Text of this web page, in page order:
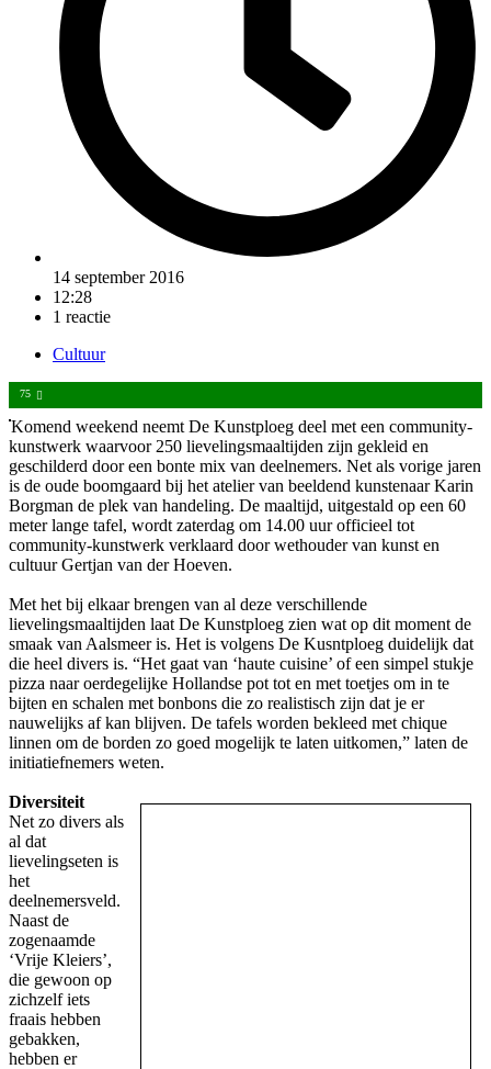
14 september 2016
12:28
1 reactie
Cultuur
75
Komend weekend neemt De Kunstploeg deel met een community-
kunstwerk waarvoor 250 lievelingsmaaltijden zijn gekleid en
geschilderd door een bonte mix van deelnemers. Net als vorige jaren
is de oude boomgaard bij het atelier van beeldend kunstenaar Karin
Borgman de plek van handeling. De maaltijd, uitgestald op een 60
meter lange tafel, wordt zaterdag om 14.00 uur officieel tot
community-kunstwerk verklaard door wethouder van kunst en
cultuur Gertjan van der Hoeven.
Met het bij elkaar brengen van al deze verschillende
lievelingsmaaltijden laat De Kunstploeg zien wat op dit moment de
smaak van Aalsmeer is. Het is volgens De Kusntploeg duidelijk dat
die heel divers is. “Het gaat van ‘haute cuisine’ of een simpel stukje
pizza naar oerdegelijke Hollandse pot tot en met toetjes om in te
bijten en schalen met bonbons die zo realistisch zijn dat je er
nauwelijks af kan blijven. De tafels worden bekleed met chique
linnen om de borden zo goed mogelijk te laten uitkomen,” laten de
initiatiefnemers weten.
Diversiteit
Net zo divers als
al dat
lievelingseten is
het
deelnemersveld.
Naast de
zogenaamde
‘Vrije Kleiers’,
die gewoon op
zichzelf iets
fraais hebben
gebakken,
hebben er